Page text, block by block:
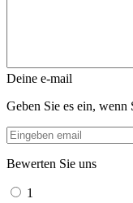
Deine e-mail
Geben Sie es ein,
Bewerten Sie uns
1